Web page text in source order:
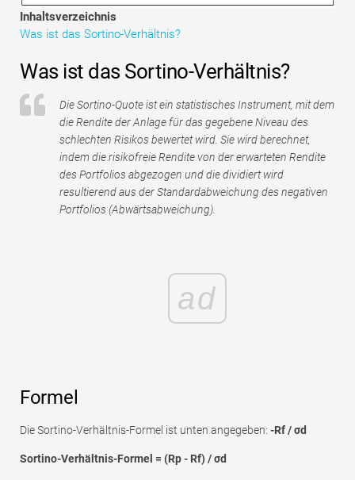
Tutorials zur Finanzmodellierung
Inhaltsverzeichnis
Was ist das Sortino-Verhältnis?
Was ist das Sortino-Verhältnis?
Die Sortino-Quote ist ein statistisches Instrument, mit dem
die Rendite der Anlage für das gegebene Niveau des
schlechten Risikos bewertet wird. Sie wird berechnet,
indem die risikofreie Rendite von der erwarteten Rendite
des Portfolios abgezogen und die dividiert wird
resultierend aus der Standardabweichung des negativen
Portfolios (Abwärtsabweichung).
ad
Formel
Die Sortino-Verhältnis-Formel ist unten angegeben: -Rf / σd
Sortino-Verhältnis-Formel = (Rp - Rf) / σd